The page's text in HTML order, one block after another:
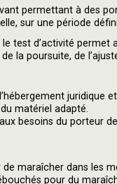
permettant à des
sur une période
test d’activité
la poursuite, de
juridique
matériel adapté.
besoins du porteur
maraîcher dans les
pour du